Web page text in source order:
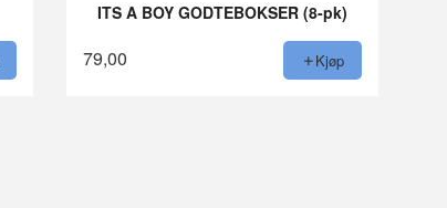
ITS A BOY GODTEBOKSER (8-pk)
79,00 Kjøp